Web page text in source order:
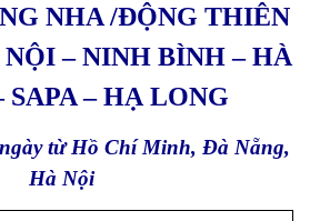
NHA /ĐỘNG THIÊN
– NINH BÌNH – HÀ
SAPA – HẠ LONG
từ Hồ Chí Minh, Đà Nẵng,
Hà Nội